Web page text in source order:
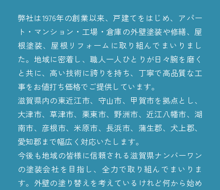
弊社は1976年の創業以来、戸建てをはじめ、アパー
ト・マンション・工場・倉庫の外壁塗装や修繕、屋
根塗装、屋根リフォームに取り組んでまいりまし
た。地域に密着し、職人一人ひとりが日々腕を磨く
と共に、高い技術に誇りを持ち、丁寧で高品質な工
事をお値打ち価格でご提供しています。
滋賀県内の東近江市、守山市、甲賀市を拠点とし、
大津市、草津市、栗東市、野洲市、近江八幡市、湖
南市、彦根市、米原市、長浜市、蒲生郡、犬上郡、
愛知郡まで幅広く対応いたします。
今後も地域の皆様に信頼される滋賀県ナンバーワン
の塗装会社を目指し、全力で取り組んでまいりま
す。外壁の塗り替えを考えているけれど何から始め